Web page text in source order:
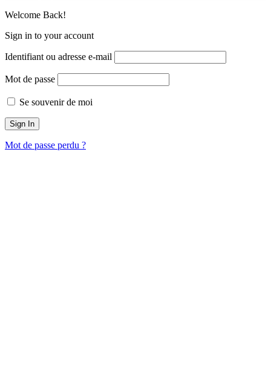
Welcome Back!
Sign in to your account
Identifiant ou adresse e-mail
Mot de passe
Se souvenir de moi
Mot de passe perdu ?